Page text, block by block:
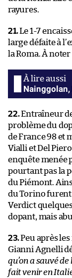
rayures.
21.Le 1-7
large défaite à
la Roma. À
Nainggolan,
22.Entraîneur
problème du
de France 98 et
Vialli et Del
enquête menée
pourtant pas la
du Piémont.
du Torino furent
Verdict
dopant, mais
23.Peu après
Gianni Agnelli
qu’on a sauvé
fait venir en